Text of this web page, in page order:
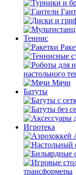
Теннис
настольного
Мячи
Батуты
Игротека
трансформеры